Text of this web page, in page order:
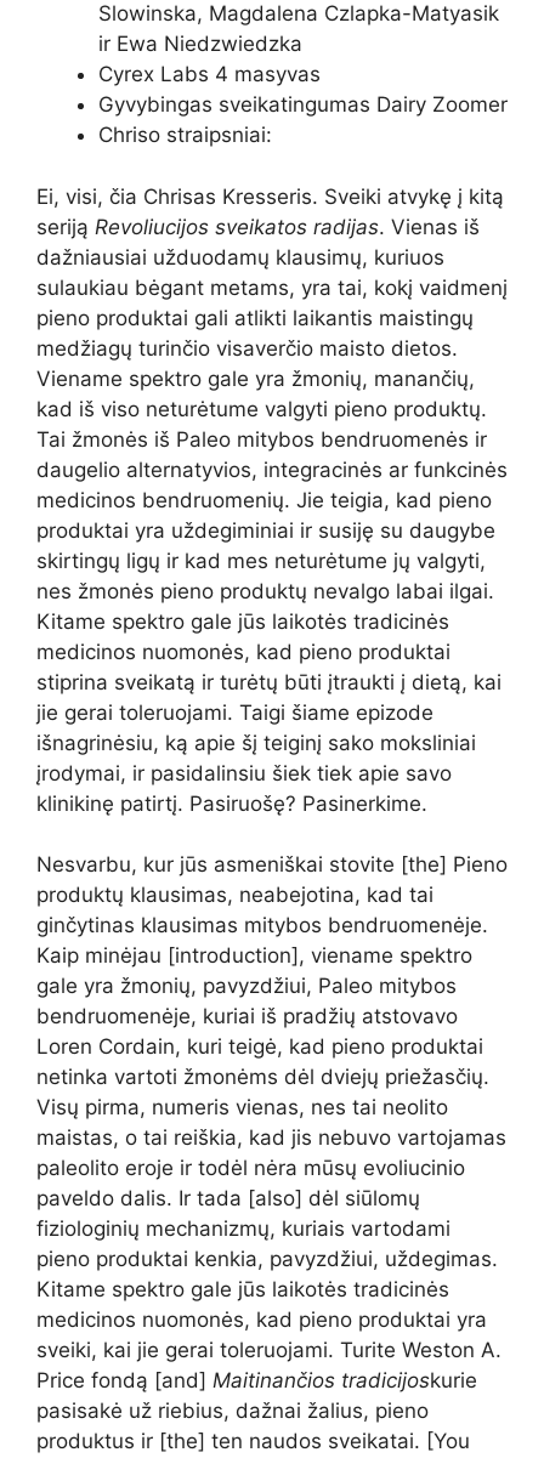
Slowinska, Magdalena Czlapka-Matyasik
ir Ewa Niedzwiedzka
Cyrex Labs 4 masyvas
Gyvybingas sveikatingumas Dairy Zoomer
Chriso straipsniai:
Ei, visi, čia Chrisas Kresseris. Sveiki atvykę į kitą
seriją Revoliucijos sveikatos radijas. Vienas iš
dažniausiai užduodamų klausimų, kuriuos
sulaukiau bėgant metams, yra tai, kokį vaidmenį
pieno produktai gali atlikti laikantis maistingų
medžiagų turinčio visaverčio maisto dietos.
Viename spektro gale yra žmonių, manančių,
kad iš viso neturėtume valgyti pieno produktų.
Tai žmonės iš Paleo mitybos bendruomenės ir
daugelio alternatyvios, integracinės ar funkcinės
medicinos bendruomenių. Jie teigia, kad pieno
produktai yra uždegiminiai ir susiję su daugybe
skirtingų ligų ir kad mes neturėtume jų valgyti,
nes žmonės pieno produktų nevalgo labai ilgai.
Kitame spektro gale jūs laikotės tradicinės
medicinos nuomonės, kad pieno produktai
stiprina sveikatą ir turėtų būti įtraukti į dietą, kai
jie gerai toleruojami. Taigi šiame epizode
išnagrinėsiu, ką apie šį teiginį sako moksliniai
įrodymai, ir pasidalinsiu šiek tiek apie savo
klinikinę patirtį. Pasiruošę? Pasinerkime.
Nesvarbu, kur jūs asmeniškai stovite [the] Pieno
produktų klausimas, neabejotina, kad tai
ginčytinas klausimas mitybos bendruomenėje.
Kaip minėjau [introduction], viename spektro
gale yra žmonių, pavyzdžiui, Paleo mitybos
bendruomenėje, kuriai iš pradžių atstovavo
Loren Cordain, kuri teigė, kad pieno produktai
netinka vartoti žmonėms dėl dviejų priežasčių.
Visų pirma, numeris vienas, nes tai neolito
maistas, o tai reiškia, kad jis nebuvo vartojamas
paleolito eroje ir todėl nėra mūsų evoliucinio
paveldo dalis. Ir tada [also] dėl siūlomų
fiziologinių mechanizmų, kuriais vartodami
pieno produktai kenkia, pavyzdžiui, uždegimas.
Kitame spektro gale jūs laikotės tradicinės
medicinos nuomonės, kad pieno produktai yra
sveiki, kai jie gerai toleruojami. Turite Weston A.
Price fondą [and] Maitinančios tradicijoskurie
pasisakė už riebius, dažnai žalius, pieno
produktus ir [the] ten naudos sveikatai. [You